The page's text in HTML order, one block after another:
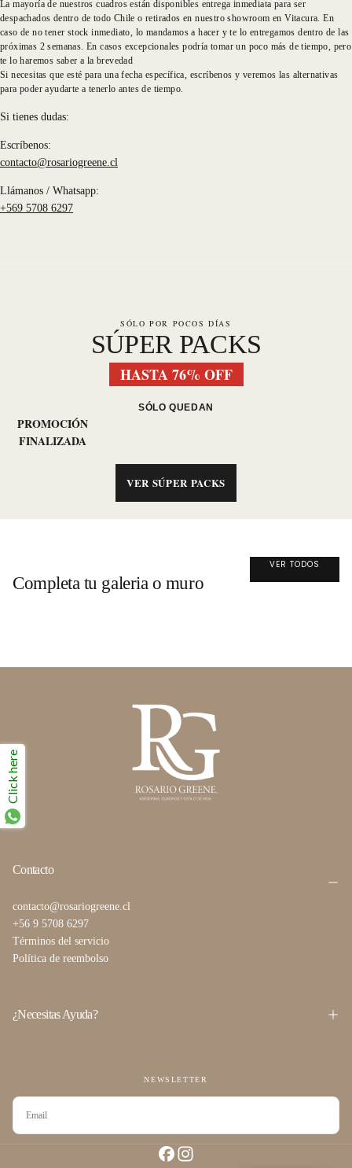
La mayoría de nuestros cuadros están disponibles entrega inmediata para ser
despachados dentro de todo Chile o retirados en nuestro showroom en Vitacura. En
caso de no tener stock inmediato, lo mandamos a hacer y te lo entregamos dentro de las
próximas 2 semanas. En casos excepcionales podría tomar un poco más de tiempo, pero
te lo haremos saber a la brevedad
Si necesitas que esté para una fecha específica, escríbenos y veremos las alternativas
para poder ayudarte a tenerlo antes de tiempo.
Si tienes dudas:
Escríbenos:
contacto@rosariogreene.cl
Llámanos / Whatsapp:
+569 5708 6297
SÓLO POR POCOS DÍAS
SÚPER PACKS
HASTA 76% OFF
SÓLO QUEDAN
PROMOCIÓN
FINALIZADA
VER SÚPER PACKS
Completa tu galeria o muro
VER TODOS
Contacto
contacto@rosariogreene.cl
+56 9 5708 6297
Términos del servicio
Política de reembolso
¿Necesitas Ayuda?
NEWSLETTER
CORREO
ELECTRÓNICO
SUSCRIBIRSE
Click here